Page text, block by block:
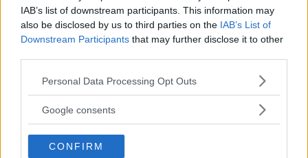
IAB’s list of downstream participants. This information may
also be disclosed by us to third parties on the IAB’s List of
Downstream Participants that may further disclose it to other
Please note that this website/app uses one or more Google
not limited to your visit or usage behaviour. You may click to
use your data for below specified purposes in below Google
consent section.
Personal Data Processing Opt Outs
Google consents
CONFIRM